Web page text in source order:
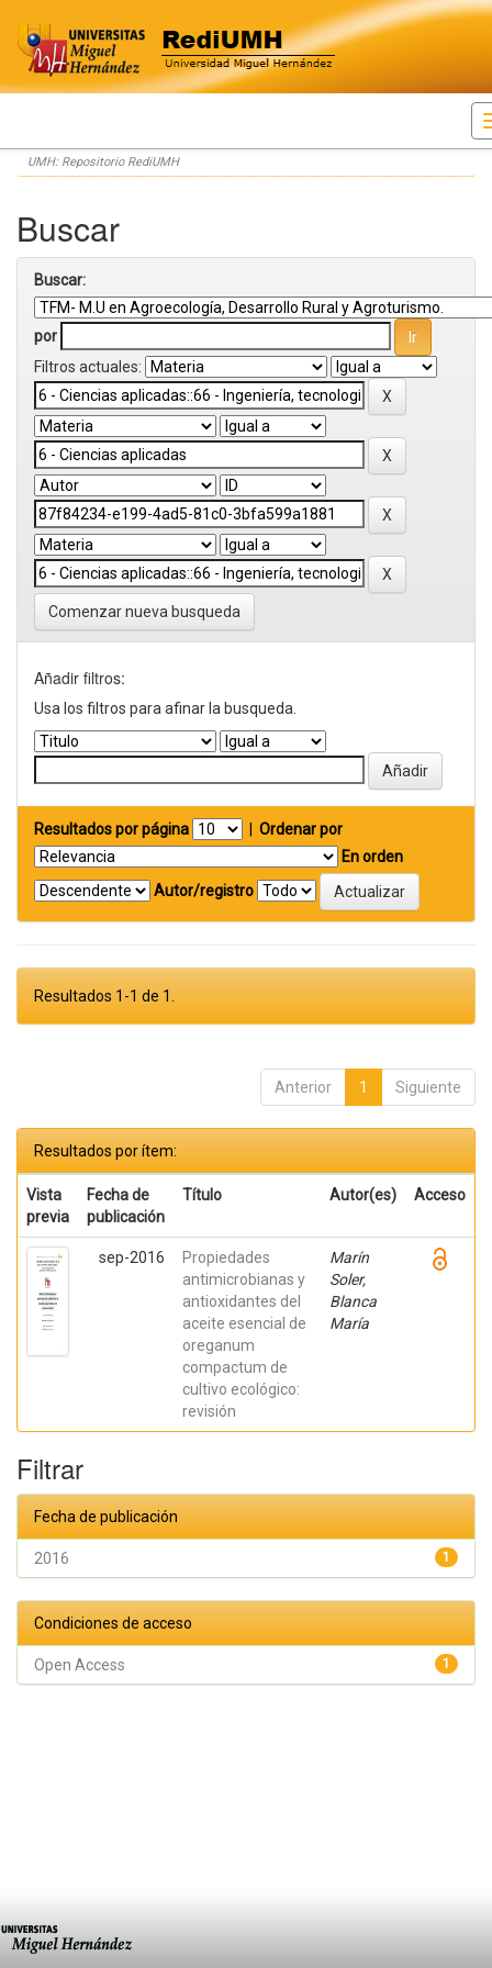
Skip
navigation
UMH: Repositorio RediUMH
Buscar
Buscar:
por
Filtros actuales:
Comenzar nueva busqueda
Añadir filtros:
Usa los filtros para afinar la busqueda.
Resultados por página
Ordenar por
En orden
Autor/registro
Resultados 1-1 de 1.
Anterior 1 Siguiente
Resultados por ítem:
Vista
previa
Fecha de
publicación
Título Autor(es) Acceso
sep-2016
Propiedades
antimicrobianas y
antioxidantes del
aceite esencial de
oreganum
compactum de
cultivo ecológico:
revisión
Marín
Soler,
Blanca
María
Filtrar
Fecha de publicación
1
2016
Condiciones de acceso
1
Open Access